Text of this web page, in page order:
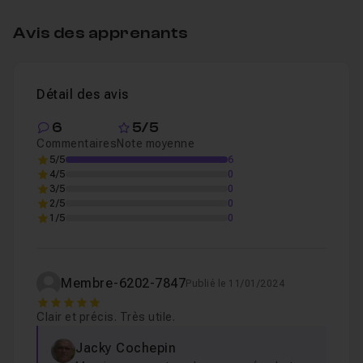
Avis des apprenants
Détail des avis
6
Commentaires
5/5
Note moyenne
5/5
6
4/5
0
3/5
0
2/5
0
1/5
0
Membre-6202-7847Publié le 11/01/2024
5
Clair et précis. Très utile.
Jacky Cochepin